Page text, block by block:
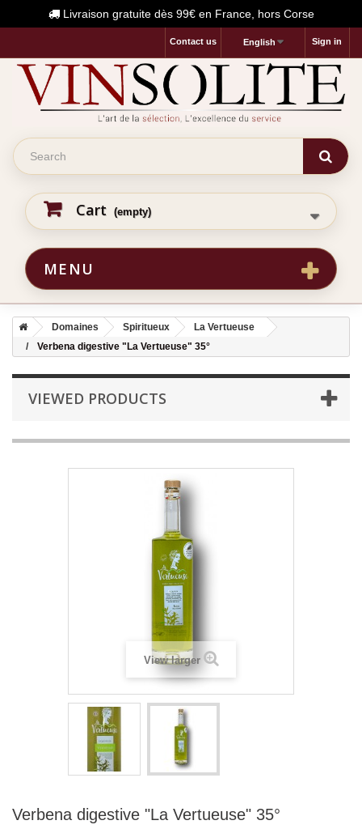
Livraison gratuite dès 99€ en France, hors Corse
Sign in
English
Contact us
Cart (empty)
MENU
Domaines Spiritueux
La Vertueuse
Verbena digestive "La Vertueuse" 35°
VIEWED PRODUCTS
View larger
Verbena digestive "La Vertueuse" 35°